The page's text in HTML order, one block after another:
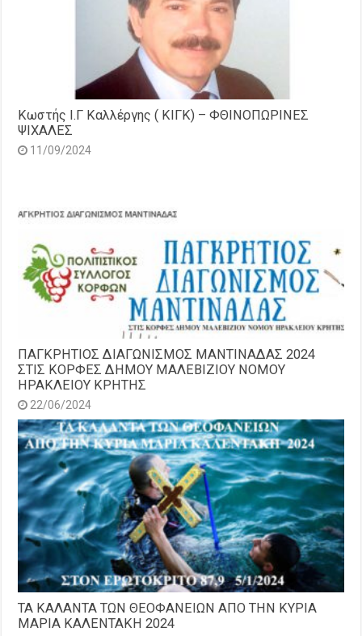
Κωστής Ι.Γ Καλλέργης ( ΚΙΓΚ) – ΦΘΙΝΟΠΩΡΙΝΕΣ
ΨΙΧΑΛΕΣ
11/09/2024
ΠΑΓΚΡΗΤΙΟΣ ΔΙΑΓΩΝΙΣΜΟΣ ΜΑΝΤΙΝΑΔΑΣ 2024
ΣΤΙΣ ΚΟΡΦΕΣ ΔΗΜΟΥ ΜΑΛΕΒΙΖΙΟΥ ΝΟΜΟΥ
ΗΡΑΚΛΕΙΟΥ ΚΡΗΤΗΣ
22/06/2024
ΤΑ ΚΑΛΑΝΤΑ ΤΩΝ ΘΕΟΦΑΝΕΙΩΝ ΑΠΟ ΤΗΝ ΚΥΡΙΑ
ΜΑΡΙΑ ΚΑΛΕΝΤΑΚΗ 2024